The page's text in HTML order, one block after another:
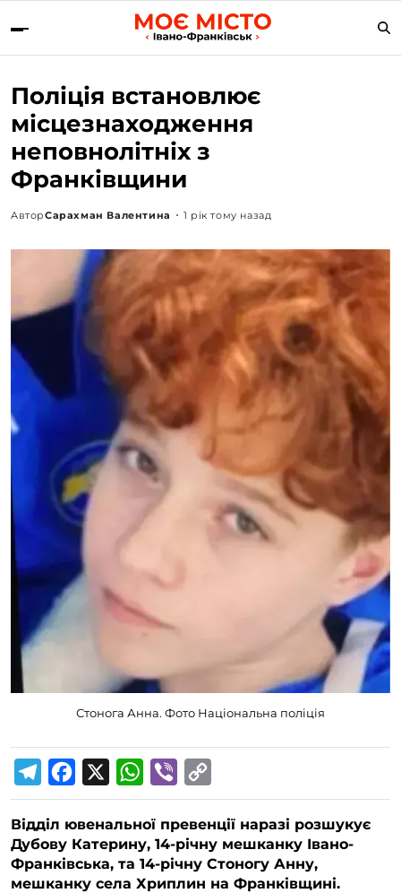
Поліція встановлює
місцезнаходження
неповнолітніх з
Франківщини
АвторСарахман Валентина 1 рік тому назад
Стонога Анна. Фото Національна поліція
e
l
e
g
a
c
e
b
W
h
a
t
s
i
b
e
r
o
p
y
L
Відділ ювенальної превенції наразі розшукує
Дубову Катерину, 14-річну мешканку Івано-
Франківська, та 14-річну Стоногу Анну,
мешканку села Хриплин на Франківщині.